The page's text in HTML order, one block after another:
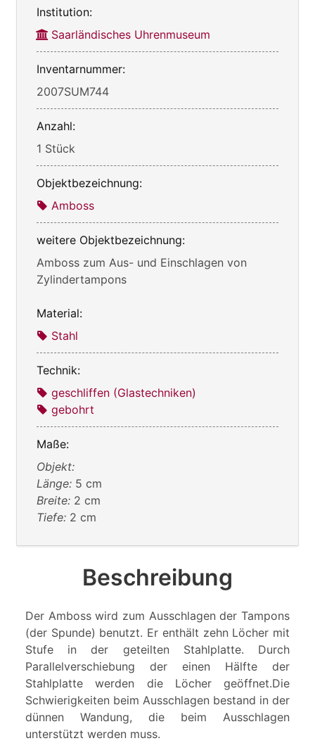
Institution:
Saarländisches Uhrenmuseum
Inventarnummer:
2007SUM744
Anzahl:
1 Stück
Objektbezeichnung:
Amboss
weitere Objektbezeichnung:
Amboss zum Aus- und Einschlagen von
Zylindertampons
Material:
Stahl
Technik:
geschliffen (Glastechniken)
gebohrt
Maße:
Objekt:
Länge: 5 cm
Breite: 2 cm
Tiefe: 2 cm
Beschreibung
Der Amboss wird zum Ausschlagen der Tampons
(der Spunde) benutzt. Er enthält zehn Löcher mit
Stufe in der geteilten Stahlplatte. Durch
Parallelverschiebung der einen Hälfte der
Stahlplatte werden die Löcher geöffnet.Die
Schwierigkeiten beim Ausschlagen bestand in der
dünnen Wandung, die beim Ausschlagen
unterstützt werden muss.